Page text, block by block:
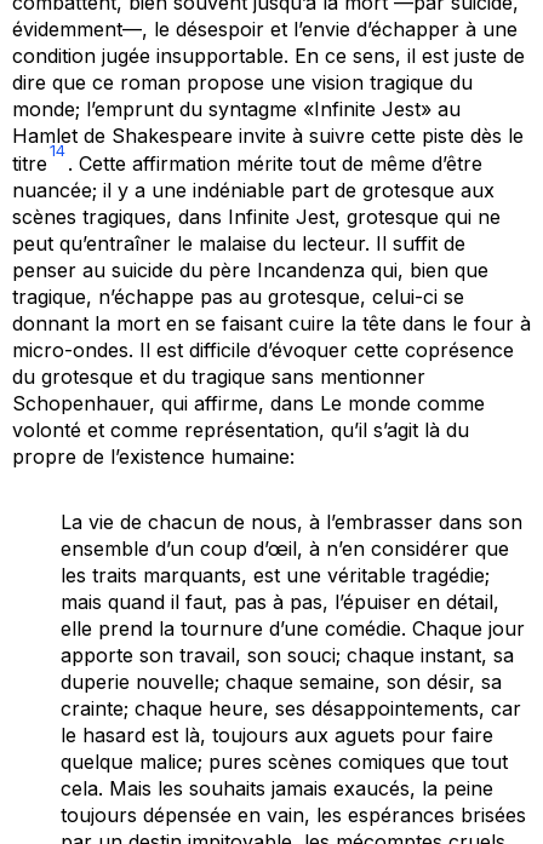
évidemment—, le désespoir et l’envie d’échapper à une
condition jugée insupportable. En ce sens, il est juste de
dire que ce roman propose une vision tragique du
monde; l’emprunt du syntagme «Infinite Jest» au
Hamlet de Shakespeare invite à suivre cette piste dès le
titre
14
. Cette affirmation mérite tout de même d’être
nuancée; il y a une indéniable part de grotesque aux
scènes tragiques, dans Infinite Jest, grotesque qui ne
peut qu’entraîner le malaise du lecteur. Il suffit de
penser au suicide du père Incandenza qui, bien que
tragique, n’échappe pas au grotesque, celui-ci se
donnant la mort en se faisant cuire la tête dans le four à
micro-ondes. Il est difficile d’évoquer cette coprésence
du grotesque et du tragique sans mentionner
Schopenhauer, qui affirme, dans Le monde comme
volonté et comme représentation, qu’il s’agit là du
propre de l’existence humaine:
La vie de chacun de nous, à l’embrasser dans son
ensemble d’un coup d’œil, à n’en considérer que
les traits marquants, est une véritable tragédie;
mais quand il faut, pas à pas, l’épuiser en détail,
elle prend la tournure d’une comédie. Chaque jour
apporte son travail, son souci; chaque instant, sa
duperie nouvelle; chaque semaine, son désir, sa
crainte; chaque heure, ses désappointements, car
le hasard est là, toujours aux aguets pour faire
quelque malice; pures scènes comiques que tout
cela. Mais les souhaits jamais exaucés, la peine
toujours dépensée en vain, les espérances brisées